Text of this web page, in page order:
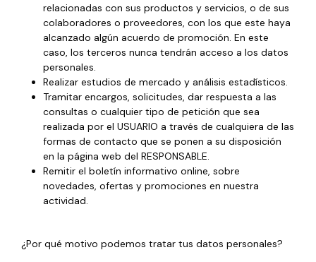
relacionadas con sus productos y servicios, o de sus
colaboradores o proveedores, con los que este haya
alcanzado algún acuerdo de promoción. En este
caso, los terceros nunca tendrán acceso a los datos
personales.
Realizar estudios de mercado y análisis estadísticos.
Tramitar encargos, solicitudes, dar respuesta a las
consultas o cualquier tipo de petición que sea
realizada por el USUARIO a través de cualquiera de las
formas de contacto que se ponen a su disposición
en la página web del RESPONSABLE.
Remitir el boletín informativo online, sobre
novedades, ofertas y promociones en nuestra
actividad.
¿Por qué motivo podemos tratar tus datos personales?